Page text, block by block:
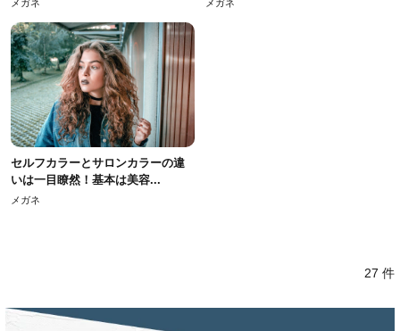
メガネ メガネ
セルフカラーとサロンカラーの違
いは一目瞭然！基本は美容...
メガネ
27 件